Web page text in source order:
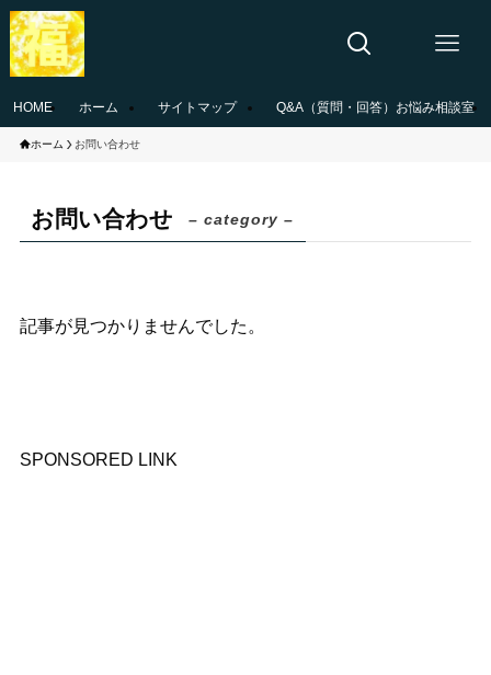
HOME ホーム サイトマップ Q&A（質問・回答）お悩み相談室
ホーム お問い合わせ
お問い合わせ – category –
記事が見つかりませんでした。
SPONSORED LINK